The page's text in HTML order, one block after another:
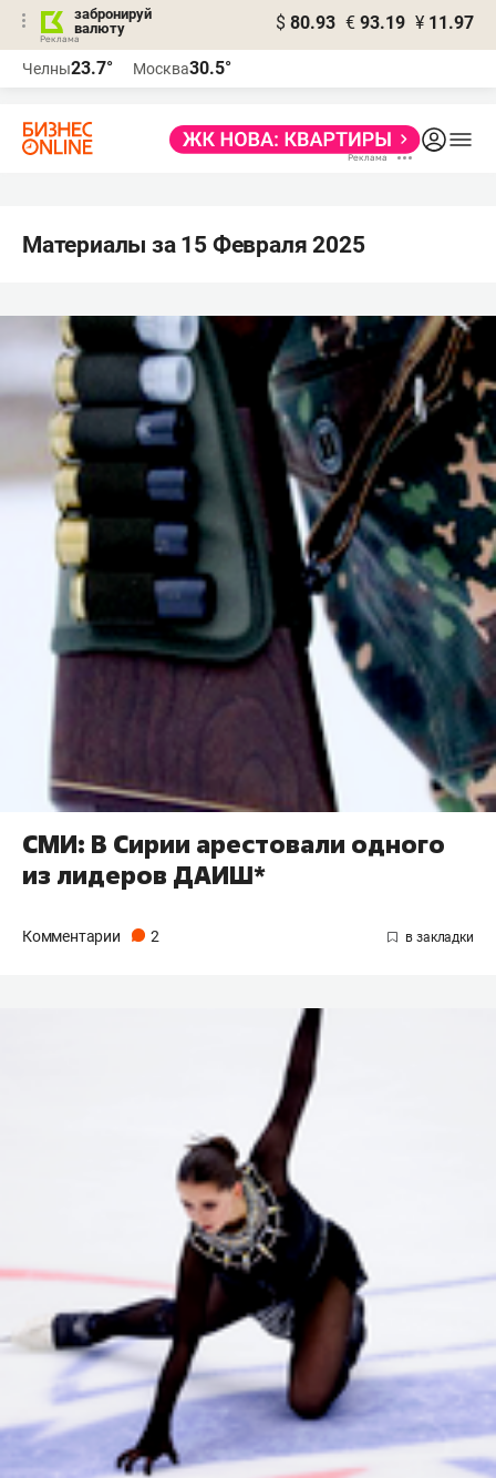
забронируй
валюту
$ 80.93 € 93.19 ¥ 11.97
Челны23.7° Москва30.5°
Материалы за 15 Февраля 2025
СМИ: В Сирии арестовали одного
из лидеров ДАИШ*
Комментарии 2